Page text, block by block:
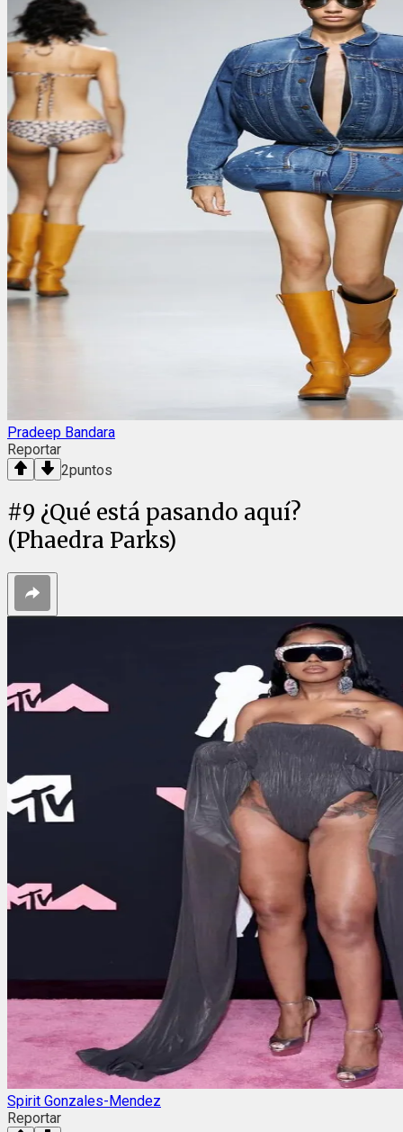
Pradeep Bandara
Reportar
2puntos
#9 ¿Qué está pasando aquí?
(Phaedra Parks)
Spirit Gonzales-Mendez
Reportar